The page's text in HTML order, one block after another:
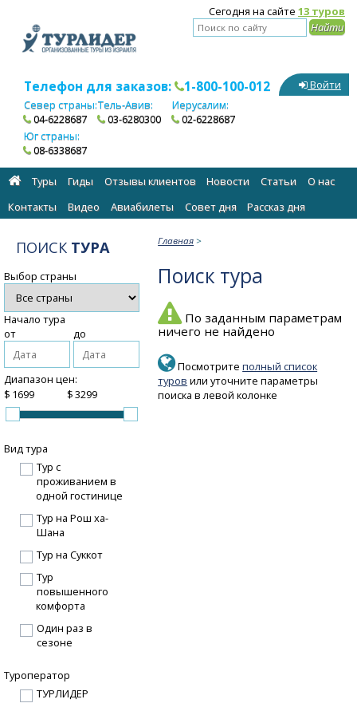
Сегодня на сайте 13 туров
Телефон для заказов: 1-800-100-012
Север страны:
04-6228687
Тель-Авив:
03-6280300
Иерусалим:
02-6228687
Юг страны:
08-6338687
Войти
Туры Гиды Отзывы клиентов Новости Статьи
О нас
Контакты
Видео Авиабилеты Cовет дня Рассказ дня
Главная >
Поиск тура
По заданным параметрам
ничего не найдено
Посмотритеполный список
туров или уточните параметры
поиска в левой колонке
ПОИСК ТУРА
Выбор страны
Начало тура
от
до
Диапазон цен:
$
$
Вид тура
Тур с
проживанием в
одной гостинице
Тур на Рош ха-
Шана
Тур на Суккот
Тур
повышенного
комфорта
Один раз в
сезоне
Туроператор
ТУРЛИДЕР